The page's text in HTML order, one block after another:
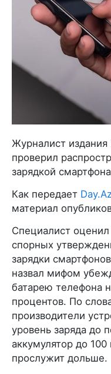
Журналист
проверил
зарядкой
Как передает
материал
Специалист
спорных
зарядки
назвал мифом
батарею телефона
процентов. По
производители
уровень заряда до
аккумулятор до
прослужит дольше.